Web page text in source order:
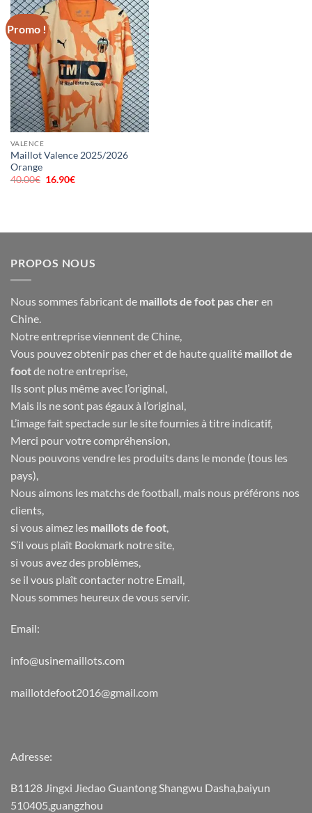
Promo !
VALENCE
Maillot Valence 2025/2026
Orange
40.00€ Le
16.90€Le
PROPOS NOUS
Nous sommes fabricant de maillots de foot pas cher en
Chine.
Notre entreprise viennent de Chine,
Vous pouvez obtenir pas cher et de haute qualité maillot de
footde notre entreprise,
Ils sont plus même avec l’original,
Mais ils ne sont pas égaux à l’original,
L’image fait spectacle sur le site fournies à titre indicatif,
Merci pour votre compréhension,
Nous pouvons vendre les produits dans le monde (tous les
pays),
Nous aimons les matchs de football, mais nous préférons nos
clients,
si vous aimez les maillots de foot
S’il vous plaît Bookmark notre site,
si vous avez des problèmes,
se il vous plaît contacter notre Email,
Nous sommes heureux de vous servir.
Email:
info@usinemaillots.com
maillotdefoot2016@gmail.com
Adresse:
B1128 Jingxi Jiedao Guantong Shangwu Dasha,baiyun
510405,guangzhou